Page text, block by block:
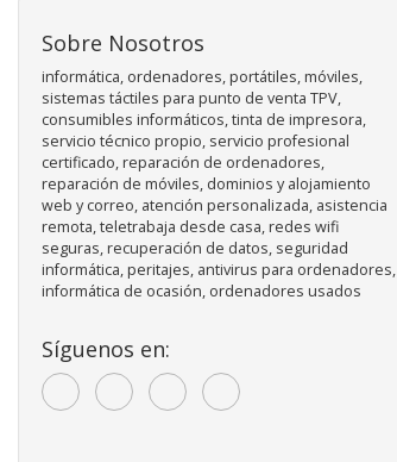
Sobre Nosotros
informática, ordenadores, portátiles, móviles,
sistemas táctiles para punto de venta TPV,
consumibles informáticos, tinta de impresora,
servicio técnico propio, servicio profesional
certificado, reparación de ordenadores,
reparación de móviles, dominios y alojamiento
web y correo, atención personalizada, asistencia
remota, teletrabaja desde casa, redes wifi
seguras, recuperación de datos, seguridad
informática, peritajes, antivirus para ordenadores,
informática de ocasión, ordenadores usados
Síguenos en: